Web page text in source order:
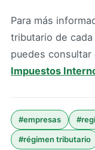
Para más
tributario de
puedes
Impuestos
#empresas #
#régimen tributario